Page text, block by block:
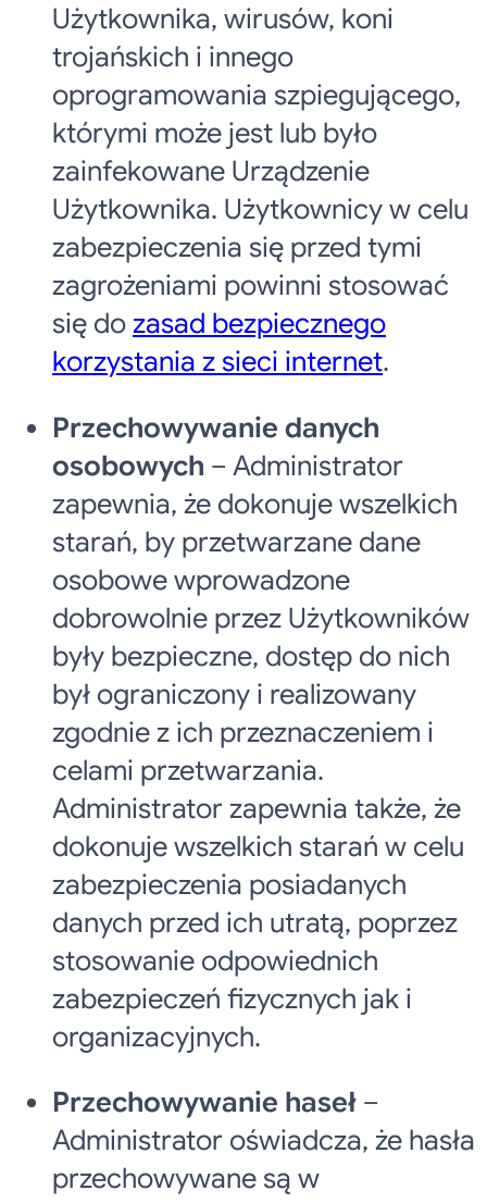
Użytkownika, wirusów, koni
trojańskich i innego
oprogramowania szpiegującego,
którymi może jest lub było
zainfekowane Urządzenie
Użytkownika. Użytkownicy w celu
zabezpieczenia się przed tymi
zagrożeniami powinni stosować
się dozasad bezpiecznego
korzystania z sieci internet.
Przechowywanie danych
osobowych – Administrator
zapewnia, że dokonuje wszelkich
starań, by przetwarzane dane
osobowe wprowadzone
dobrowolnie przez Użytkowników
były bezpieczne, dostęp do nich
był ograniczony i realizowany
zgodnie z ich przeznaczeniem i
celami przetwarzania.
Administrator zapewnia także, że
dokonuje wszelkich starań w celu
zabezpieczenia posiadanych
danych przed ich utratą, poprzez
stosowanie odpowiednich
zabezpieczeń fizycznych jak i
organizacyjnych.
Przechowywanie haseł –
Administrator oświadcza, że hasła
przechowywane są w